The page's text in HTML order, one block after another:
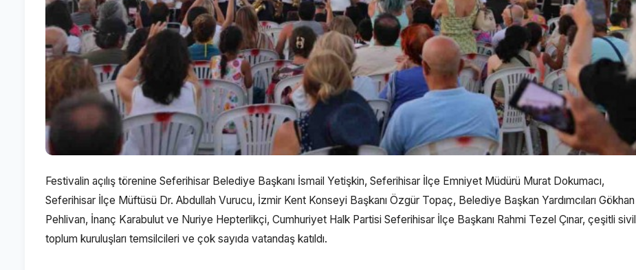
Festivalin açılış törenine Seferihisar Belediye Başkanı İsmail Yetişkin, Seferihisar İlçe Emniyet Müdürü Murat Dokumacı,
Seferihisar İlçe Müftüsü Dr. Abdullah Vurucu, İzmir Kent Konseyi Başkanı Özgür Topaç, Belediye Başkan Yardımcıları Gökhan
Pehlivan, İnanç Karabulut ve Nuriye Hepterlikçi, Cumhuriyet Halk Partisi Seferihisar İlçe Başkanı Rahmi Tezel Çınar, çeşitli sivil
toplum kuruluşları temsilcileri ve çok sayıda vatandaş katıldı.